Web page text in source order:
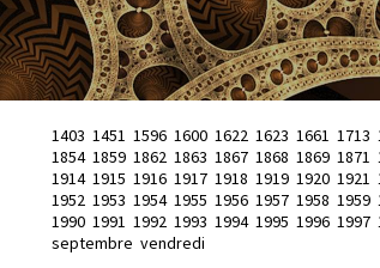
1403 1451 1596 1600 1622 1623 1661 1713
1854 1859 1862 1863 1867 1868 1869 1871
1914 1915 1916 1917 1918 1919 1920 1921
1952 1953 1954 1955 1956 1957 1958 1959
1990 1991 1992 1993 1994 1995 1996 1997
septembre vendredi